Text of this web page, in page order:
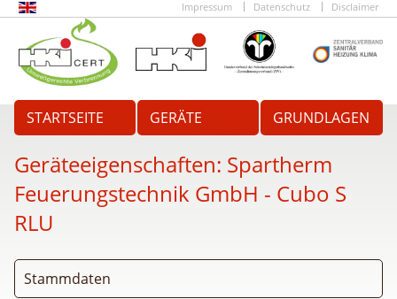
Impressum Datenschutz Disclaimer
STARTSEITE GERÄTE GRUNDLAGEN
Geräteeigenschaften: Spartherm
Feuerungstechnik GmbH - Cubo S
RLU
Stammdaten